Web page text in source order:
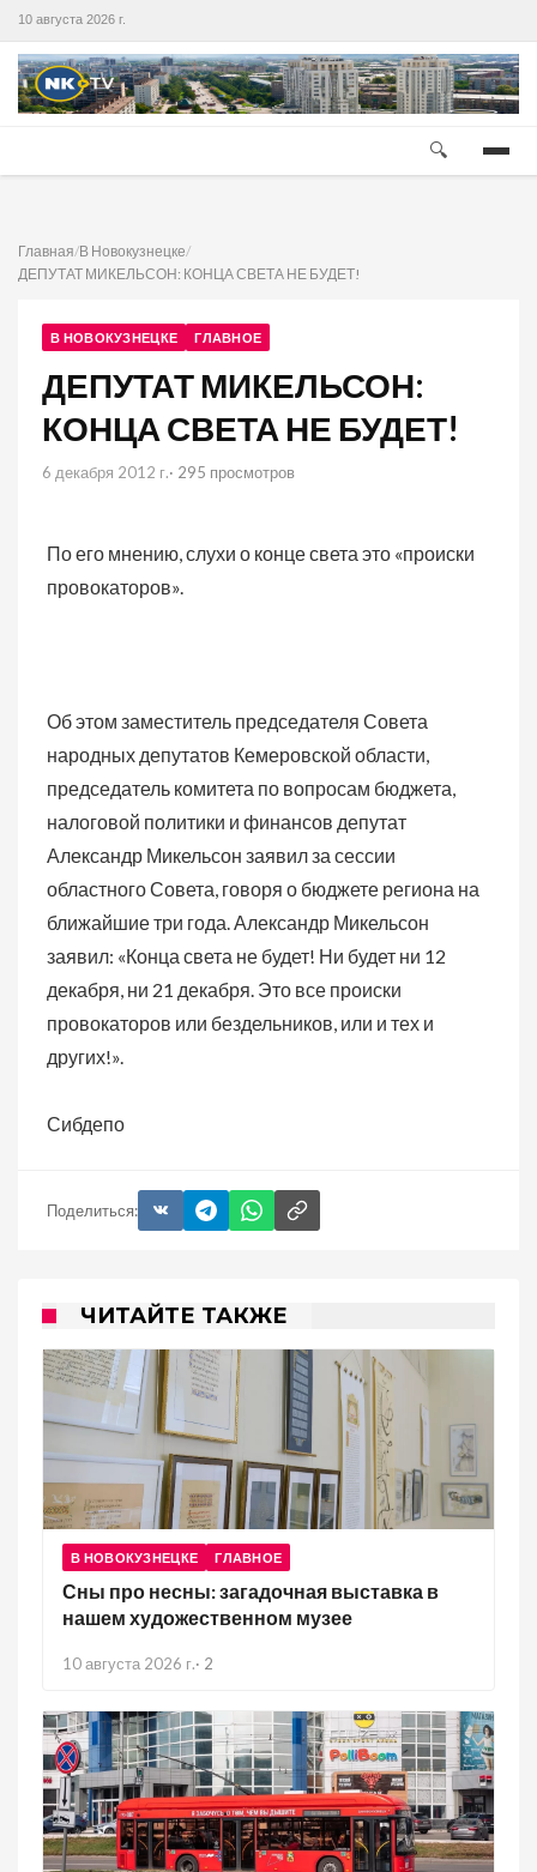
10 августа 2026 г.
🔍
Главная/В Новокузнецке/
ДЕПУТАТ МИКЕЛЬСОН: КОНЦА СВЕТА НЕ БУДЕТ!
В НОВОКУЗНЕЦКЕ ГЛАВНОЕ
ДЕПУТАТ МИКЕЛЬСОН:
КОНЦА СВЕТА НЕ БУДЕТ!
6 декабря 2012 г.· 295 просмотров
По его мнению, слухи о конце света это «происки
провокаторов».
Об этом заместитель председателя Совета
народных депутатов Кемеровской области,
председатель комитета по вопросам бюджета,
налоговой политики и финансов депутат
Александр Микельсон заявил за сессии
областного Совета, говоря о бюджете региона на
ближайшие три года. Александр Микельсон
заявил: «Конца света не будет! Ни будет ни 12
декабря, ни 21 декабря. Это все происки
провокаторов или бездельников, или и тех и
других!».
Сибдепо
Поделиться:
ЧИТАЙТЕ ТАКЖЕ
В НОВОКУЗНЕЦКЕ ГЛАВНОЕ
Сны про несны: загадочная выставка в
нашем художественном музее
10 августа 2026 г.· 2